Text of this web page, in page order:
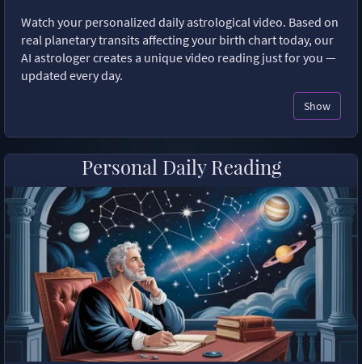
Watch your personalized daily astrological video. Based on
real planetary transits affecting your birth chart today, our
AI astrologer creates a unique video reading just for you —
updated every day.
Show
Personal Daily Reading